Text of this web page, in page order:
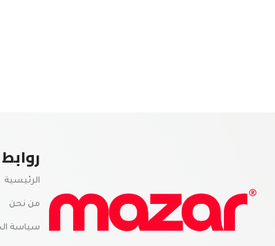
الرئيسية
من نحن
سياسة